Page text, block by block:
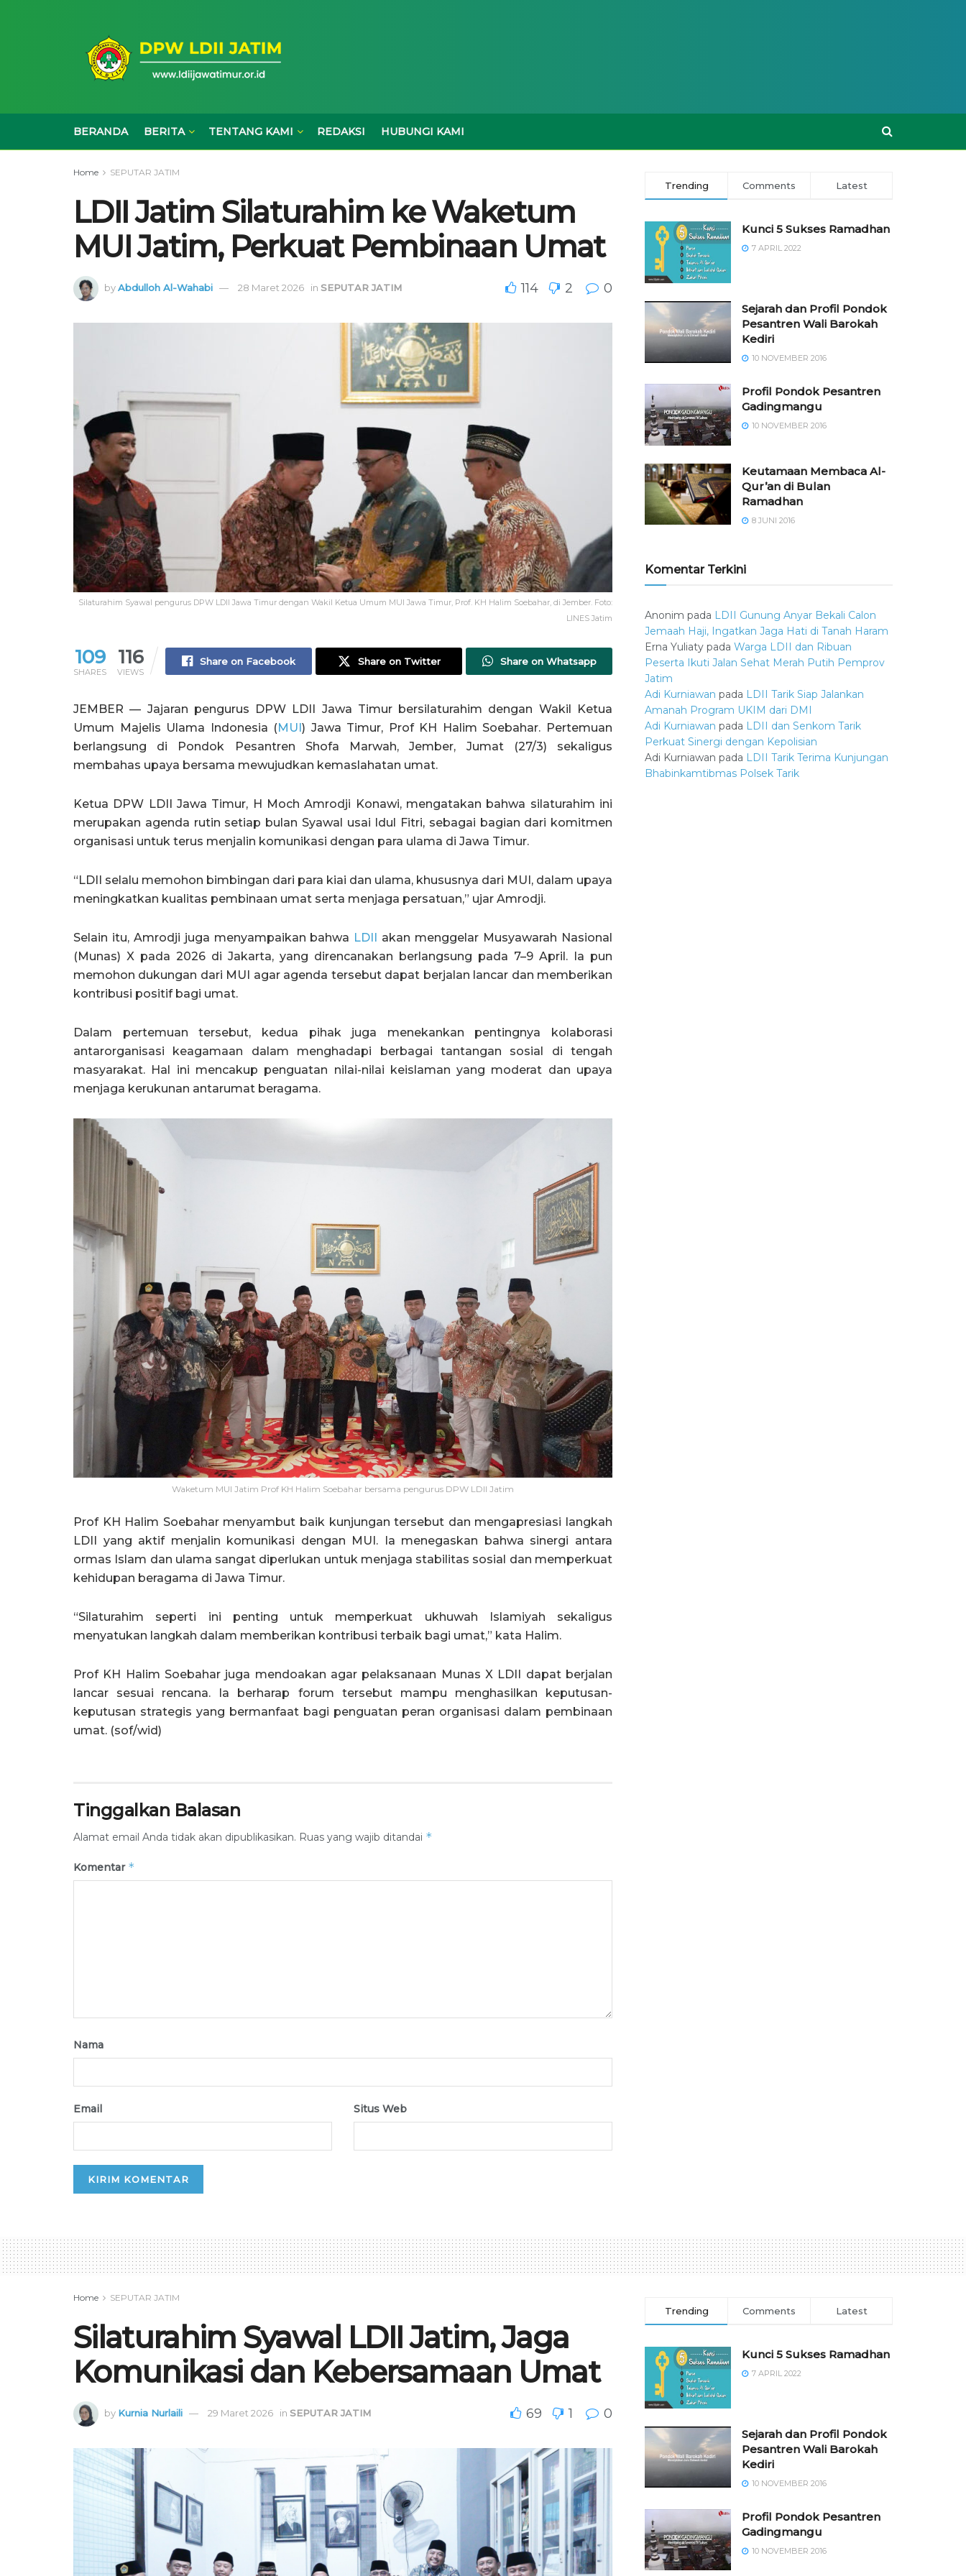
BERANDA BERITA TENTANG KAMI REDAKSI HUBUNGI KAMI
Home SEPUTAR JATIM
LDII Jatim Silaturahim ke Waketum
MUI Jatim, Perkuat Pembinaan Umat
byAbdulloh Al-Wahabi 28 Maret 2026 in SEPUTAR JATIM 114 2 0
Silaturahim Syawal pengurus DPW LDII Jawa Timur dengan Wakil Ketua Umum MUI Jawa Timur, Prof. KH Halim Soebahar, di Jember. Foto:
LINES Jatim
109
SHARES
116
VIEWS
Share on Facebook Share on Twitter Share on Whatsapp
JEMBER — Jajaran pengurus DPW LDII Jawa Timur bersilaturahim dengan Wakil Ketua
Umum Majelis Ulama Indonesia (MUI) Jawa Timur, Prof KH Halim Soebahar. Pertemuan
berlangsung di Pondok Pesantren Shofa Marwah, Jember, Jumat (27/3) sekaligus
membahas upaya bersama mewujudkan kemaslahatan umat.
Ketua DPW LDII Jawa Timur, H Moch Amrodji Konawi, mengatakan bahwa silaturahim ini
merupakan agenda rutin setiap bulan Syawal usai Idul Fitri, sebagai bagian dari komitmen
organisasi untuk terus menjalin komunikasi dengan para ulama di Jawa Timur.
“LDII selalu memohon bimbingan dari para kiai dan ulama, khususnya dari MUI, dalam upaya
meningkatkan kualitas pembinaan umat serta menjaga persatuan,” ujar Amrodji.
Selain itu, Amrodji juga menyampaikan bahwa LDII akan menggelar Musyawarah Nasional
(Munas) X pada 2026 di Jakarta, yang direncanakan berlangsung pada 7–9 April. Ia pun
memohon dukungan dari MUI agar agenda tersebut dapat berjalan lancar dan memberikan
kontribusi positif bagi umat.
Dalam pertemuan tersebut, kedua pihak juga menekankan pentingnya kolaborasi
antarorganisasi keagamaan dalam menghadapi berbagai tantangan sosial di tengah
masyarakat. Hal ini mencakup penguatan nilai-nilai keislaman yang moderat dan upaya
menjaga kerukunan antarumat beragama.
Waketum MUI Jatim Prof KH Halim Soebahar bersama pengurus DPW LDII Jatim
Prof KH Halim Soebahar menyambut baik kunjungan tersebut dan mengapresiasi langkah
LDII yang aktif menjalin komunikasi dengan MUI. Ia menegaskan bahwa sinergi antara
ormas Islam dan ulama sangat diperlukan untuk menjaga stabilitas sosial dan memperkuat
kehidupan beragama di Jawa Timur.
“Silaturahim seperti ini penting untuk memperkuat ukhuwah Islamiyah sekaligus
menyatukan langkah dalam memberikan kontribusi terbaik bagi umat,” kata Halim.
Prof KH Halim Soebahar juga mendoakan agar pelaksanaan Munas X LDII dapat berjalan
lancar sesuai rencana. Ia berharap forum tersebut mampu menghasilkan keputusan-
keputusan strategis yang bermanfaat bagi penguatan peran organisasi dalam pembinaan
umat. (sof/wid)
Tinggalkan Balasan
Alamat email Anda tidak akan dipublikasikan. Ruas yang wajib ditandai *
Komentar *
Nama
Email Situs Web
Trending Comments Latest
Kunci 5 Sukses Ramadhan
7 APRIL 2022
Sejarah dan Profil Pondok
Pesantren Wali Barokah
Kediri
10 NOVEMBER 2016
⁠⁠⁠Profil Pondok Pesantren
Gadingmangu
10 NOVEMBER 2016
Keutamaan Membaca Al-
Qur’an di Bulan
Ramadhan
8 JUNI 2016
Komentar Terkini
Anonim pada LDII Gunung Anyar Bekali Calon
Jemaah Haji, Ingatkan Jaga Hati di Tanah Haram
Erna Yuliaty pada Warga LDII dan Ribuan
Peserta Ikuti Jalan Sehat Merah Putih Pemprov
Jatim
Adi Kurniawan pada LDII Tarik Siap Jalankan
Amanah Program UKIM dari DMI
Adi Kurniawan pada LDII dan Senkom Tarik
Perkuat Sinergi dengan Kepolisian
Adi Kurniawan pada LDII Tarik Terima Kunjungan
Bhabinkamtibmas Polsek Tarik
Home SEPUTAR JATIM
Silaturahim Syawal LDII Jatim, Jaga
Komunikasi dan Kebersamaan Umat
by Kurnia Nurlaili 29 Maret 2026 in SEPUTAR JATIM 69 1 0
Trending Comments Latest
Kunci 5 Sukses Ramadhan
7 APRIL 2022
Sejarah dan Profil Pondok
Pesantren Wali Barokah
Kediri
10 NOVEMBER 2016
⁠⁠⁠Profil Pondok Pesantren
Gadingmangu
10 NOVEMBER 2016